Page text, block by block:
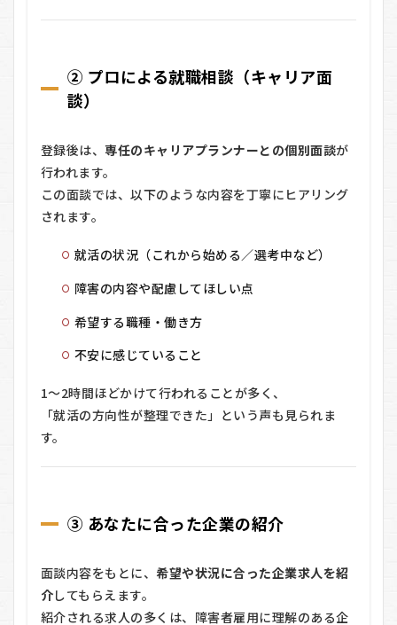
② プロによる就職相談（キャリア面
談）
登録後は、専任のキャリアプランナーとの個別面談が
行われます。
この面談では、以下のような内容を丁寧にヒアリング
されます。
就活の状況（これから始める／選考中など）
障害の内容や配慮してほしい点
希望する職種・働き方
不安に感じていること
1〜2時間ほどかけて行われることが多く、
「就活の方向性が整理できた」という声も見られま
す。
③ あなたに合った企業の紹介
面談内容をもとに、 希望や状況に合った企業求人を紹
介してもらえます。
紹介される求人の多くは、障害者雇用に理解のある企